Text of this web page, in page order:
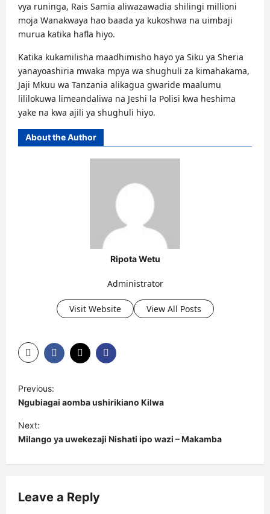
vya runinga, Rais Samia aliwazawadia shilingi millioni
moja Wanakwaya hao baada ya kukoshwa na uimbaji
murua katika hafla hiyo.
Katika kukamilisha maadhimisho hayo ya Siku ya Sheria
yanayoashiria mwaka mpya wa shughuli za kimahakama,
Jaji Mkuu wa Tanzania alikagua gwaride maalumu
lililokuwa limeandaliwa na Jeshi la Polisi kwa heshima
yake na kwa ajili ya shughuli hiyo.
About the Author
Ripota Wetu
Administrator
Visit Website View All Posts
o
s
t
v
Previous:
Ngubiagai aomba ushirikiano Kilwa
Next:
Milango ya uwekezaji Nishati ipo wazi – Makamba
Leave a Reply